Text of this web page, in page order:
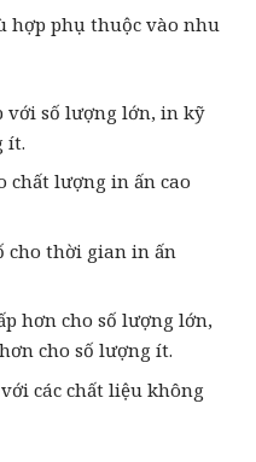
hợp phụ thuộc vào nhu
với số lượng lớn, in kỹ
ít.
chất lượng in ấn cao
cho thời gian in ấn
hơn cho số lượng lớn,
cho số lượng ít.
các chất liệu không